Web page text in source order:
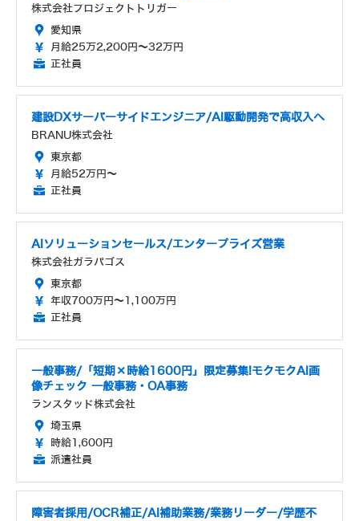
株式会社プロジェクトトリガー
愛知県
月給25万2,200円～32万円
正社員
建設DXサーバーサイドエンジニア/AI駆動開発で高収入へ
BRANU株式会社
東京都
月給52万円～
正社員
AIソリューションセールス/エンタープライズ営業
株式会社ガラパゴス
東京都
年収700万円～1,100万円
正社員
一般事務/「短期×時給1600円」限定募集!モクモクAI画
像チェック 一般事務・OA事務
ランスタッド株式会社
埼玉県
時給1,600円
派遣社員
障害者採用/OCR補正/AI補助業務/業務リーダー/学歴不